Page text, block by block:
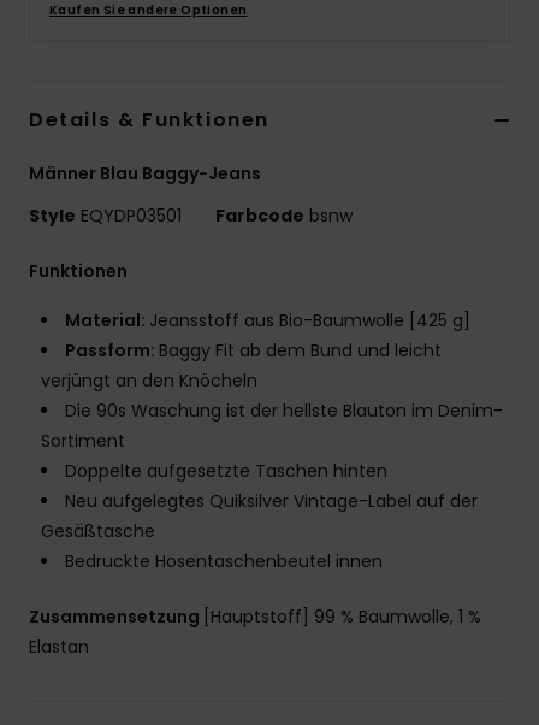
Kaufen Sie andere Optionen
Details & Funktionen
Männer Blau Baggy-Jeans
Style EQYDP03501 Farbcode bsnw
Funktionen
Material: Jeansstoff aus Bio-Baumwolle [425 g]
Passform: Baggy Fit ab dem Bund und leicht
verjüngt an den Knöcheln
Die 90s Waschung ist der hellste Blauton im Denim-
Sortiment
Doppelte aufgesetzte Taschen hinten
Neu aufgelegtes Quiksilver Vintage-Label auf der
Gesäßtasche
Bedruckte Hosentaschenbeutel innen
Zusammensetzung [Hauptstoff] 99 % Baumwolle, 1 %
Elastan